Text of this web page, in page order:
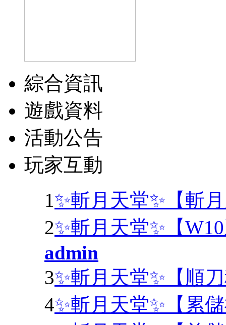
綜合資訊
遊戲資料
活動公告
玩家互動
1✨斬月天堂✨【斬
2✨斬月天堂✨【
admin
3✨斬月天堂✨【順
4✨斬月天堂✨【累